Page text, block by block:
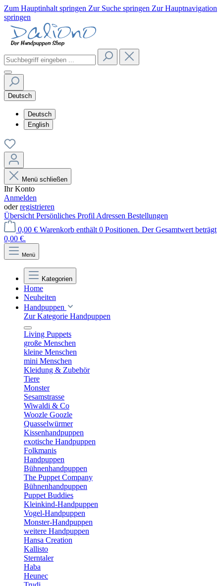
Zum Hauptinhalt springen Zur Suche springen Zur Hauptnavigation
springen
Deutsch
Deutsch
English
Menü schließen
Ihr Konto
Anmelden
oderregistrieren
Übersicht Persönliches Profil Adressen Bestellungen
0,00 € Warenkorb enthält 0 Positionen. Der Gesamtwert beträgt
0,00 €.
Menü
Kategorien
Home
Neuheiten
Handpuppen
Zur Kategorie Handpuppen
Living Puppets
große Menschen
kleine Menschen
mini Menschen
Kleidung & Zubehör
Tiere
Monster
Sesamstrasse
Wiwaldi & Co
Woozle Goozle
Quasselwürmer
Kissenhandpuppen
exotische Handpuppen
Folkmanis
Handpuppen
Bühnenhandpuppen
The Puppet Company
Bühnenhandpuppen
Puppet Buddies
Kleinkind-Handpuppen
Vogel-Handpuppen
Monster-Handpuppen
weitere Handpuppen
Hansa Creation
Kallisto
Sterntaler
Haba
Heunec